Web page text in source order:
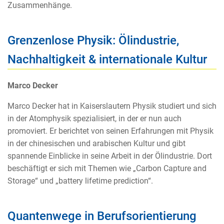
Zusammenhänge.
Grenzenlose Physik: Ölindustrie,
Nachhaltigkeit & internationale Kultur
Marco Decker
Marco Decker hat in Kaiserslautern Physik studiert und sich
in der Atomphysik spezialisiert, in der er nun auch
promoviert. Er berichtet von seinen Erfahrungen mit Physik
in der chinesischen und arabischen Kultur und gibt
spannende Einblicke in seine Arbeit in der Ölindustrie. Dort
beschäftigt er sich mit Themen wie „Carbon Capture and
Storage“ und „battery lifetime prediction“.
Quantenwege in Berufsorientierung